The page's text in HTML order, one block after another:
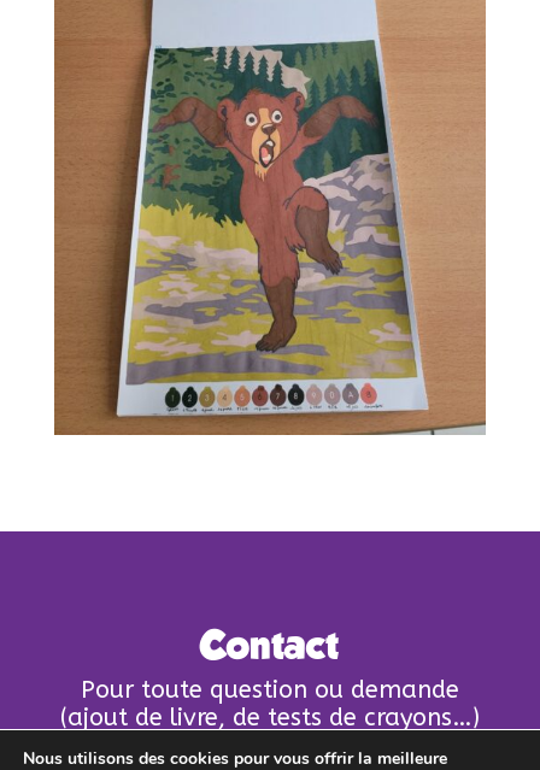
Contact
Pour toute question ou demande
(ajout de livre, de tests de crayons…)
n’hésitez pas à nous écrire un mail !
Nous utilisons des cookies pour vous offrir la meilleure